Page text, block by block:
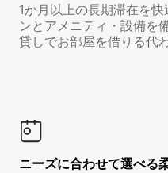
1か月以上の長期滞在を
ンとアメニティ・設備を
貸しでお部屋を借りる代
ニーズに合わせて選べる